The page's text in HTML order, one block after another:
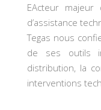
EActeur
d’assistance
Tegas nous
de ses outils
distribution, la
interventions